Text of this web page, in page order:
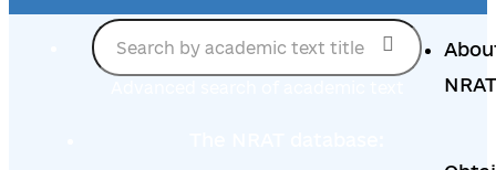
NRAT